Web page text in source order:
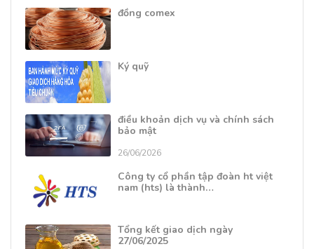
đồng comex
Ký quỹ
điều khoản dịch vụ và chính sách
bảo mật
26/06/2026
Công ty cổ phần tập đoàn ht việt
nam (hts) là thành…
Tổng kết giao dịch ngày
27/06/2025